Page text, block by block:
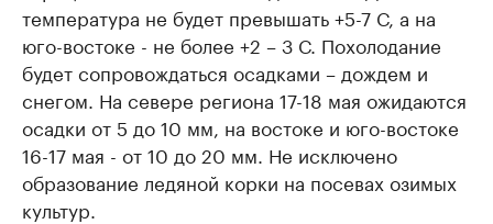
температура не будет превышать +5-7 С, а на
юго-востоке - не более +2 – 3 С. Похолодание
будет сопровождаться осадками – дождем и
снегом. На севере региона 17-18 мая ожидаются
осадки от 5 до 10 мм, на востоке и юго-востоке
16-17 мая - от 10 до 20 мм. Не исключено
образование ледяной корки на посевах озимых
культур.